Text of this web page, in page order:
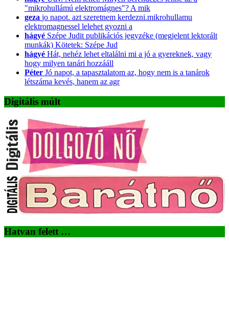
"mikrohullámú elektromágnes"? A mik
geza jo napot. azt szeretnem kerdezni.mikrohullamu
elektromagnessel lelehet gyozni a
hágyé Szépe Judit publikációs jegyzéke (megjelent lektorált
munkák) Kötetek: Szépe Jud
hágyé Hát, nehéz lehet eltalálni mi a jó a gyereknek, vagy
hogy milyen tanári hozzááll
Péter Jó napot, a tapasztalatom az, hogy nem is a tanárok
létszáma kevés, hanem az agr
Digitális múlt
Hatvan felett …